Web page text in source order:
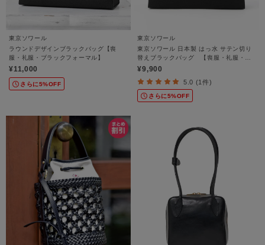
東京ソワール
ラウンドデザインブラックバッグ【喪
服・礼服・ブラックフォーマル】
¥11,000
さらに5%OFF
東京ソワール
東京ソワール 日本製 はっ水 サテン切り
替えブラックバッグ 【喪服・礼服・ブ
ラックフォーマル】
¥9,900
5.0 (1件)
さらに5%OFF